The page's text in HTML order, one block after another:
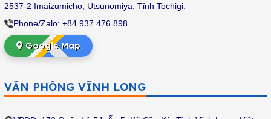
2537-2 Imaizumicho, Utsunomiya, Tỉnh Tochigi.
Phone/Zalo: +84 937 476 898
Google Map
VĂN PHÒNG VĨNH LONG